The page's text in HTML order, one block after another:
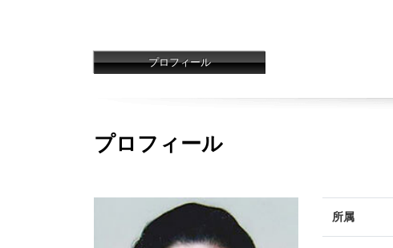
プロフィール
プロフィール
所属